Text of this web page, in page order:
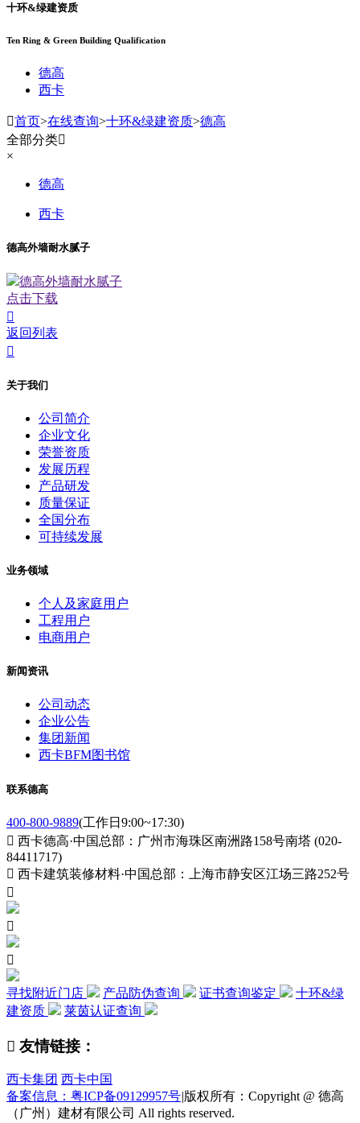
十环&绿建资质
Ten Ring & Green Building Qualification
德高
西卡
首页>在线查询>十环&绿建资质>德高
全部分类
×
德高
西卡
德高外墙耐水腻子
德高外墙耐水腻子
点击下载

返回列表

关于我们
公司简介
企业文化
荣誉资质
发展历程
产品研发
质量保证
全国分布
可持续发展
业务领域
个人及家庭用户
工程用户
电商用户
新闻资讯
公司动态
企业公告
集团新闻
西卡BFM图书馆
联系德高
400-800-9889(工作日9:00~17:30)
 西卡德高·中国总部：广州市海珠区南洲路158号南塔 (020-
84411717)
 西卡建筑装修材料·中国总部：上海市静安区江场三路252号



寻找附近门店 产品防伪查询 证书查询鉴定
十环&绿
建资质
莱茵认证查询
 友情链接：
西卡集团 西卡中国
备案信息：粤ICP备09129957号|版权所有：Copyright @ 德高
（广州）建材有限公司 All rights reserved.